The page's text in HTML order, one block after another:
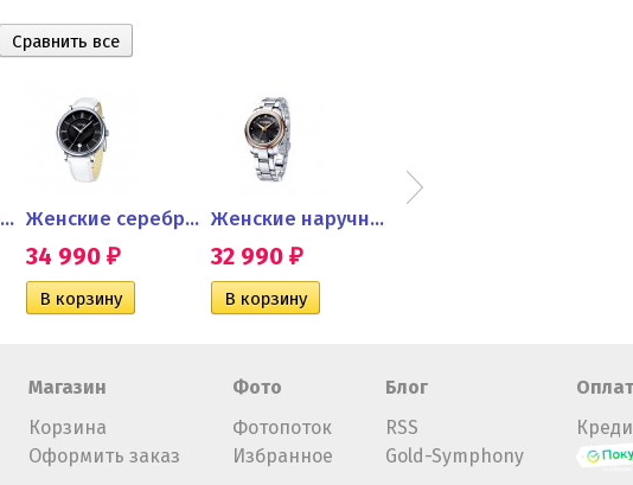
Женские серебряные часы... Женские серебряные часы
34 990 ₽
Женские наручные часы из...
32 990 ₽
Магазин
Корзина
Оформить заказ
Фото
Фотопоток
Избранное
Блог
RSS
Gold-Symphony